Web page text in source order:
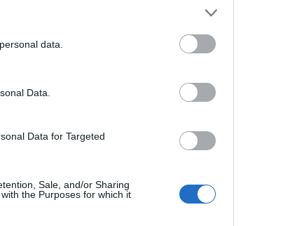
data.
Data.
Data for Targeted
Sale, and/or Sharing
the Purposes for which it
vo vzťahu. Títo ľudia takisto bývajú menej verní.
ak veríte, že môžete stretnúť niekoho, kto by vaše
váš súčasný vzťah nestojí na pevných základoch,”
alebo dlhodobých vzťahov s očakávaním, že
priebehu času sa im podarí ich pretvoriť na svoj obraz.